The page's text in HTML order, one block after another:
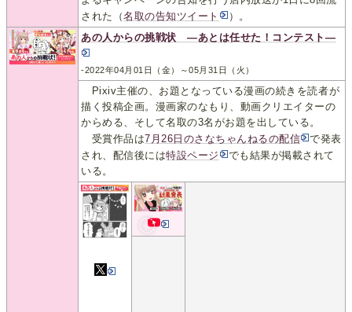
された（名取の告知ツイート
）。
あの人からの挑戦状 ―あとは任せた！コンテスト―
-2022年04月01日（金）～05月31日（火）
Pixiv主催の、お題となっている漫画の続きを読者が
描く投稿企画。漫画家のなもり、動画クリエイターの
からめる、そして名取の3名がお題を出している。
受賞作品は7月26日のさなちゃんねるの配信
で発表
され、配信後には特設ページ
でも結果が掲載されて
いる。